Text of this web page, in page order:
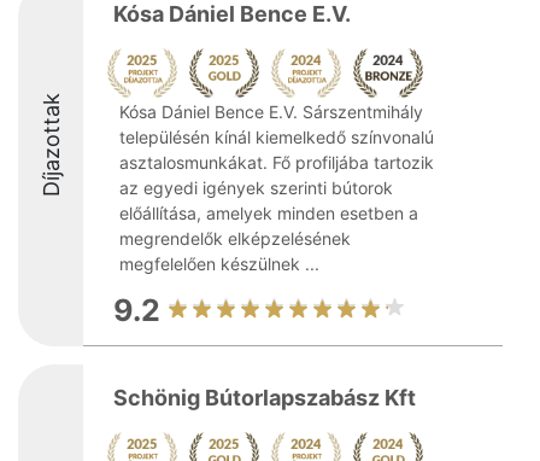
Díjazottak
Kósa Dániel Bence E.V.
Kósa Dániel Bence E.V. Sárszentmihály
településén kínál kiemelkedő színvonalú
asztalosmunkákat. Fő profiljába tartozik
az egyedi igények szerinti bútorok
előállítása, amelyek minden esetben a
megrendelők elképzelésének
megfelelően készülnek ...
9.2
Schönig Bútorlapszabász Kft